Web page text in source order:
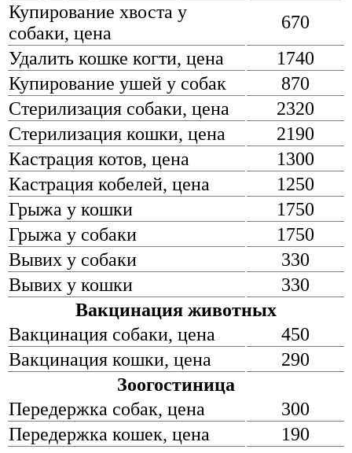
Купирование хвоста у
собаки, цена
670
Удалить кошке когти, цена
1740
Купирование ушей у собак
870
Стерилизация собаки, цена
2320
Стерилизация кошки, цена
2190
Кастрация котов, цена
1300
Кастрация кобелей, цена
1250
Грыжа у кошки
1750
Грыжа у собаки
1750
Вывих у собаки
330
Вывих у кошки
330
Вакцинация животных
Вакцинация собаки, цена
450
Вакцинация кошки, цена
290
Зоогостиница
Передержка собак, цена
300
Передержка кошек, цена
190